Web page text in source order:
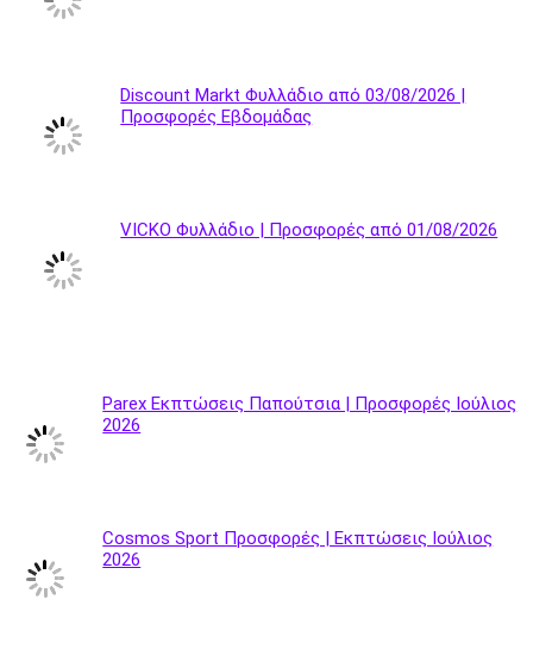
Discount Markt Φυλλάδιο από 03/08/2026 |
Προσφορές Εβδομάδας
VICKO Φυλλάδιο | Προσφορές από 01/08/2026
Parex Εκπτώσεις Παπούτσια | Προσφορές Ιούλιος
2026
Cosmos Sport Προσφορές | Εκπτώσεις Ιούλιος
2026